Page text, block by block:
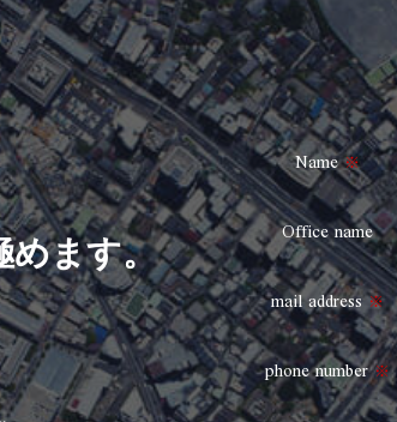
めます。
Name※
Office name
mail address※
phone number※